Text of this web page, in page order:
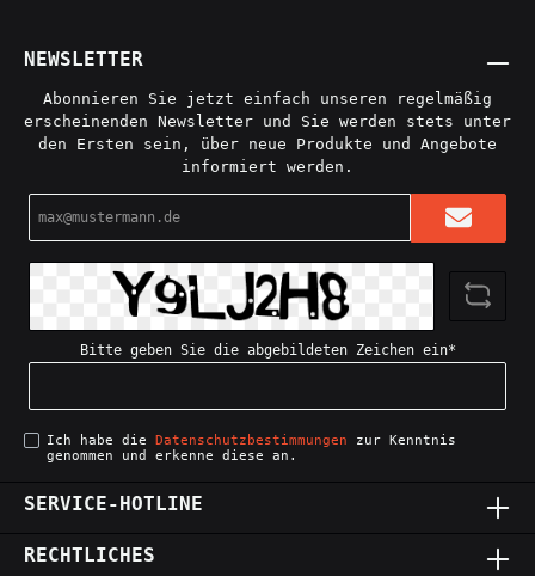
NEWSLETTER
Abonnieren Sie jetzt einfach unseren regelmäßig
erscheinenden Newsletter und Sie werden stets unter
den Ersten sein, über neue Produkte und Angebote
informiert werden.
Adresse*
Bitte geben Sie die abgebildeten Zeichen ein*
Ich habe die Datenschutzbestimmungen zur Kenntnis
genommen und erkenne diese an.
SERVICE-HOTLINE
RECHTLICHES